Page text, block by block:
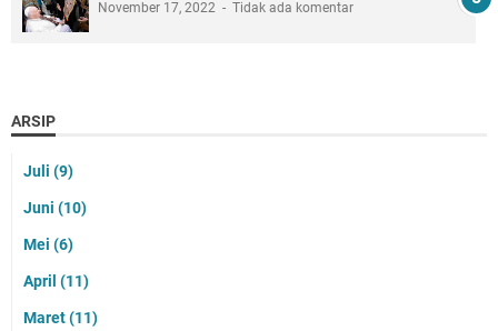
November 17, 2022 Tidak ada komentar
ARSIP
Juli (9)
Juni (10)
Mei (6)
April (11)
Maret(11)